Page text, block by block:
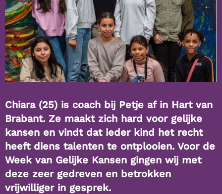
Chiara (25) is coach bij Petje af in Hart van
Brabant. Ze maakt zich hard voor gelijke
kansen en vindt dat ieder kind het recht
heeft diens talenten te ontplooien. Voor de
Week van Gelijke Kansen gingen wij met
deze zeer gedreven en betrokken
vrijwilliger in gesprek.